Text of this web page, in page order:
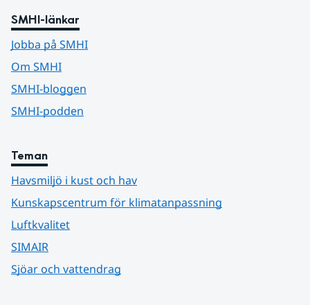
SMHI-länkar
Jobba på SMHI
Om SMHI
SMHI-bloggen
SMHI-podden
Teman
Havsmiljö i kust och hav
Kunskapscentrum för klimatanpassning
Luftkvalitet
SIMAIR
Sjöar och vattendrag